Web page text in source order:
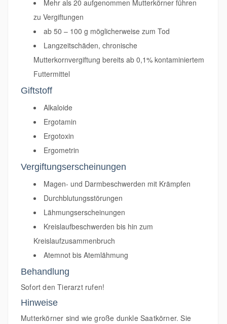
Mehr als 20 aufgenommen Mutterkörner führen
zu Vergiftungen
ab 50 – 100 g möglicherweise zum Tod
Langzeitschäden, chronische
Mutterkornvergiftung bereits ab 0,1% kontaminiertem
Futtermittel
Giftstoff
Alkaloide
Ergotamin
Ergotoxin
Ergometrin
Vergiftungserscheinungen
Magen- und Darmbeschwerden mit Krämpfen
Durchblutungsstörungen
Lähmungserscheinungen
Kreislaufbeschwerden bis hin zum
Kreislaufzusammenbruch
Atemnot bis Atemlähmung
Behandlung
Sofort den Tierarzt rufen!
Hinweise
Mutterkörner sind wie große dunkle Saatkörner. Sie